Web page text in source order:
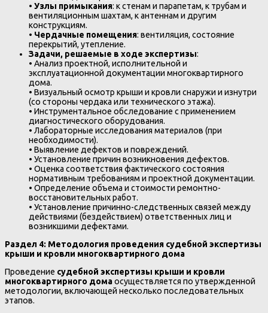
• Узлы примыкания: к стенам и парапетам, к трубам и
вентиляционным шахтам, к антеннам и другим
конструкциям.
• Чердачные помещения: вентиляция, состояние
перекрытий, утепление.
Задачи, решаемые в ходе экспертизы:
• Анализ проектной, исполнительной и
эксплуатационной документации многоквартирного
дома.
• Визуальный осмотр крыши и кровли снаружи и изнутри
(со стороны чердака или технического этажа).
• Инструментальное обследование с применением
диагностического оборудования.
• Лабораторные исследования материалов (при
необходимости).
• Выявление дефектов и повреждений.
• Установление причин возникновения дефектов.
• Оценка соответствия фактического состояния
нормативным требованиям и проектной документации.
• Определение объема и стоимости ремонтно-
восстановительных работ.
• Установление причинно-следственных связей между
действиями (бездействием) ответственных лиц и
возникшими дефектами.
Раздел 4: Методология проведения судебной экспертизы
крыши и кровли многоквартирного дома
Проведение судебной экспертизы крыши и кровли
многоквартирного домаосуществляется по утвержденной
методологии, включающей несколько последовательных
этапов.